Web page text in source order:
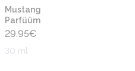
Mustang
Parfüüm
29.95€
30 ml